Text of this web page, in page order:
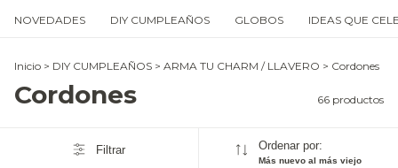
NOVEDADES DIY CUMPLEAÑOS GLOBOS IDEAS QUE
Inicio > DIY CUMPLEAÑOS > ARMA TU CHARM / LLAVERO > Cordones
Cordones 66 productos
Filtrar Ordenar por:
Más nuevo al más viejo